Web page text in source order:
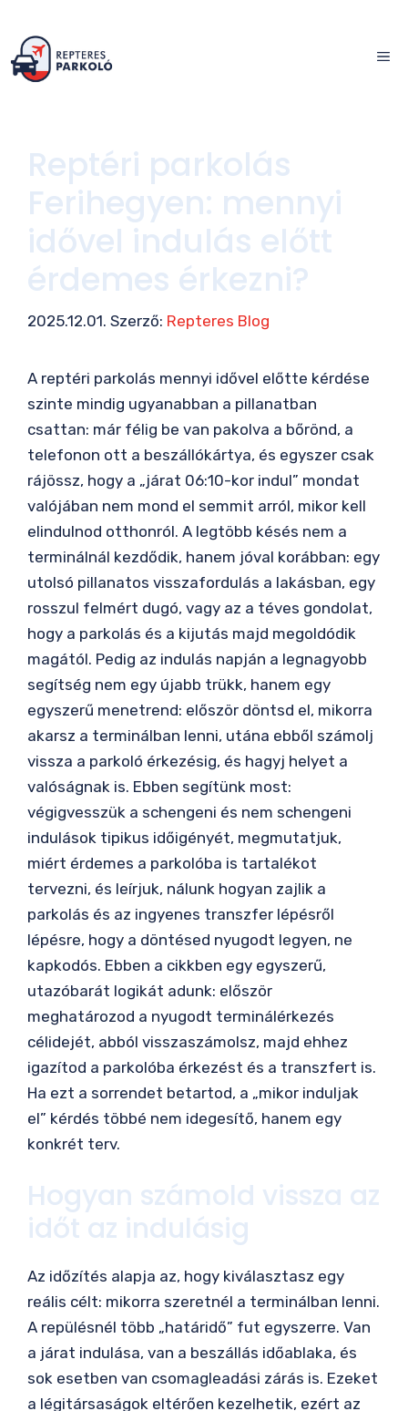
tartalomba
Reptéri parkolás
Ferihegyen: mennyi
idővel indulás előtt
érdemes érkezni?
2025.12.01. Szerző: Repteres Blog
A reptéri parkolás mennyi idővel előtte kérdése
szinte mindig ugyanabban a pillanatban
csattan: már félig be van pakolva a bőrönd, a
telefonon ott a beszállókártya, és egyszer csak
rájössz, hogy a „járat 06:10-kor indul” mondat
valójában nem mond el semmit arról, mikor kell
elindulnod otthonról. A legtöbb késés nem a
terminálnál kezdődik, hanem jóval korábban: egy
utolsó pillanatos visszafordulás a lakásban, egy
rosszul felmért dugó, vagy az a téves gondolat,
hogy a parkolás és a kijutás majd megoldódik
magától. Pedig az indulás napján a legnagyobb
segítség nem egy újabb trükk, hanem egy
egyszerű menetrend: először döntsd el, mikorra
akarsz a terminálban lenni, utána ebből számolj
vissza a parkoló érkezésig, és hagyj helyet a
valóságnak is. Ebben segítünk most:
végigvesszük a schengeni és nem schengeni
indulások tipikus időigényét, megmutatjuk,
miért érdemes a parkolóba is tartalékot
tervezni, és leírjuk, nálunk hogyan zajlik a
parkolás és az ingyenes transzfer lépésről
lépésre, hogy a döntésed nyugodt legyen, ne
kapkodós. Ebben a cikkben egy egyszerű,
utazóbarát logikát adunk: először
meghatározod a nyugodt terminálérkezés
célidejét, abból visszaszámolsz, majd ehhez
igazítod a parkolóba érkezést és a transzfert is.
Ha ezt a sorrendet betartod, a „mikor induljak
el” kérdés többé nem idegesítő, hanem egy
konkrét terv.
Hogyan számold vissza az
időt az indulásig
Az időzítés alapja az, hogy kiválasztasz egy
reális célt: mikorra szeretnél a terminálban lenni.
A repülésnél több „határidő” fut egyszerre. Van
a járat indulása, van a beszállás időablaka, és
sok esetben van csomagleadási zárás is. Ezeket
a légitársaságok eltérően kezelhetik, ezért az